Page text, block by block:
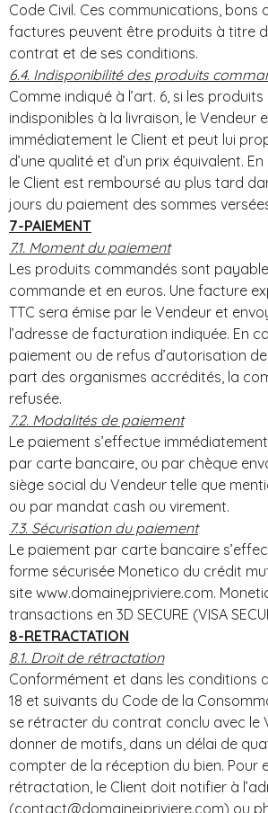
Code Civil. Ces communications, bons
factures peuvent être produits à titre
contrat et de ses conditions.
6.4. Indisponibilité des produits
Comme indiqué à l’art. 6, si les
indisponibles à la livraison, le Vendeur
immédiatement le Client et peut lui
d’une qualité et d’un prix équivalent.
le Client est remboursé au plus tard
jours du paiement des sommes
7-PAIEMENT
7.1. Moment du paiement
Les produits commandés sont
commande et en euros. Une facture
TTC sera émise par le Vendeur et
l’adresse de facturation indiquée. En
paiement ou de refus d’autorisation
part des organismes accrédités, la
refusée.
7.2. Modalités de paiement
Le paiement s’effectue
par carte bancaire, ou par chèque
siège social du Vendeur telle que
ou par mandat cash ou virement.
7.3. Sécurisation du paiement
Le paiement par carte bancaire
forme sécurisée Monetico du crédit
site www.domainejpriviere.com.
transactions en 3D SECURE (VISA
8-RETRACTATION
8.1. Droit de rétractation
Conformément et dans les conditions
18 et suivants du Code de la
se rétracter du contrat conclu avec le
donner de motifs, dans un délai de
compter de la réception du bien. Pour
rétractation, le Client doit notifier à
(contact@domainejpriviere.com) ou